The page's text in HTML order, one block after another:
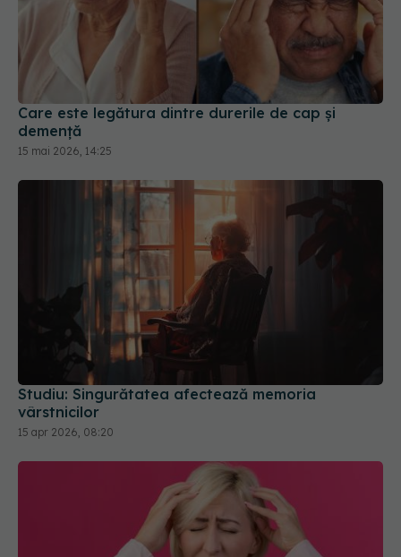
Care este legătura dintre durerile de cap și
demență
15 mai 2026, 14:25
Studiu: Singurătatea afectează memoria
vârstnicilor
15 apr 2026, 08:20